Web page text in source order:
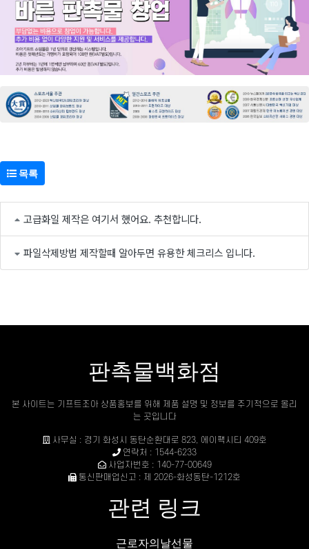
목록
고급화일 제작은 여기서 했어요. 추천합니다.
파일삭제방법 제작할때 알아두면 유용한 체크리스 입니다.
판촉물백화점
본 사이트는 기프트조아 상품홍보를 위해 제품 설명 및 정보를 주기적으로 올리
는 곳입니다
사무실 : 경기 화성시 동탄순환대로 823, 에이팩시티 409호
연락처 : 1544-6233
사업자번호 : 140-77-00649
통신판매업신고 : 제 2026-화성동탄-1212호
관련 링크
근로자의날선물